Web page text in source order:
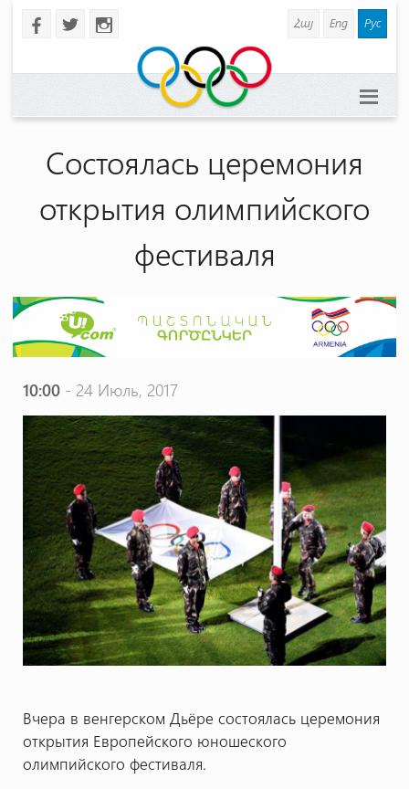
b a x Հայ Eng Рус
Состоялась церемония
открытия олимпийского
фестиваля
10:00- 24 Июль, 2017
Вчера в венгерском Дьёре состоялась церемония
открытия Европейского юношеского
олимпийского фестиваля.